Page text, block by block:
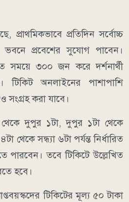
প্রাথমিকভাবে প্রতিদিন সর্বোচ্চ
প্রবেশের সুযোগ পাবেন।
সময়ে ৩০০ জন করে দর্শনার্থী
টিকিট অনলাইনের পাশাপাশি
সংগ্রহ করা যাবে।
থেকে দুপুর ১টা, দুপুর ১টা থেকে
থেকে সন্ধ্যা ৬টা পর্যন্ত নির্ধারিত
পারবেন। তবে টিকিটে উল্লেখিত
হবে।
টিকিটের মূল্য ৫০ টাকা